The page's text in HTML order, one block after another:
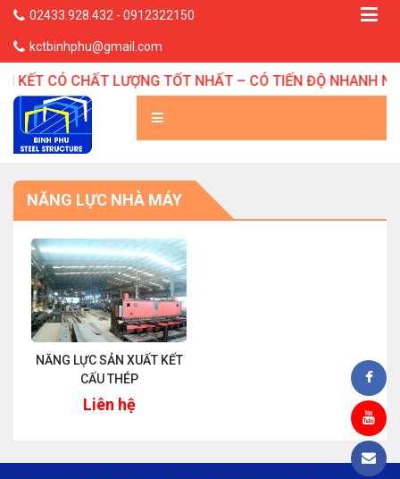
02433.928.432 - 0912322150
kctbinhphu@gmail.com
KẾT CÓ CHẤT LƯỢNG TỐT NHẤT – CÓ TIẾN ĐỘ NHANH
NĂNG LỰC NHÀ MÁY
NĂNG LỰC SẢN XUẤT KẾT
CẤU THÉP
Liên hệ